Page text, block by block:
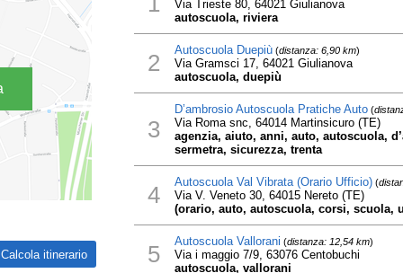
Via Trieste 80, 64021 Giulianova
autoscuola, riviera
2 Autoscuola Duepiù(distanza: 6,90 km)
Via Gramsci 17, 64021 Giulianova
autoscuola, duepiù
3
D’ambrosio Autoscuola Pratiche Auto(
Via Roma snc, 64014 Martinsicuro (TE)
agenzia, aiuto, anni, auto, autoscuola,
sermetra, sicurezza, trenta
4 Autoscuola Val Vibrata (Orario Ufficio)(
Via V. Veneto 30, 64015 Nereto (TE)
(orario, auto, autoscuola, corsi, scuola,
5 Autoscuola Vallorani (distanza: 12,54 km)
Via i maggio 7/9, 63076 Centobuchi
autoscuola, vallorani